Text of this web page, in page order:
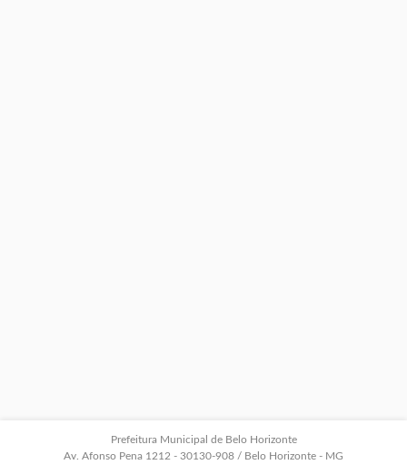
Prefeitura Municipal de Belo Horizonte
Av. Afonso Pena 1212 - 30130-908 / Belo Horizonte - MG